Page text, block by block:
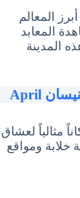
المعالم
المعابد
المدينة
مثالياً لعشاق
خلابة ومواقع